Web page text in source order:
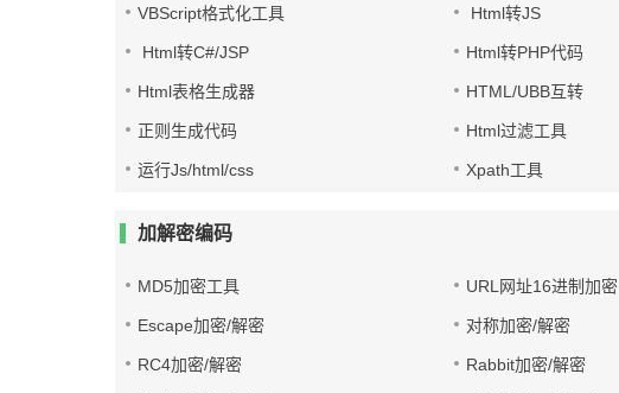
VBScript格式化工具 Html转JS
Html转C#/JSP Html转PHP代码
Html表格生成器 HTML/UBB互转
正则生成代码 Html过滤工具
运行Js/html/css Xpath工具
加解密编码
MD5加密工具 URL网址16进制加密
Escape加密/解密 对称加密/解密
RC4加密/解密 Rabbit加密/解密